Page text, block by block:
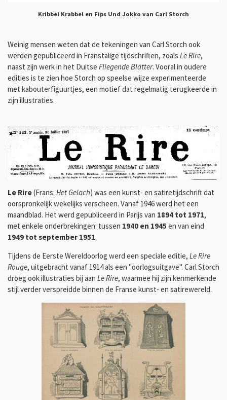
Kribbel Krabbel en Fips Und Jokko van Carl Storch
Weinig mensen weten dat de tekeningen van Carl Storch ook
werden gepubliceerd in Franstalige tijdschriften, zoals Le Rire,
naast zijn werk in het Duitse Fliegende Blätter. Vooral in oudere
edities is te zien hoe Storch op speelse wijze experimenteerde
met kabouterfiguurtjes, een motief dat regelmatig terugkeerde in
zijn illustraties.
Le Rire(Frans: Het Gelach) was een kunst- en satiretijdschrift dat
oorspronkelijk wekelijks verscheen. Vanaf 1946 werd het een
maandblad. Het werd gepubliceerd in Parijs van 1894 tot 1971,
met enkele onderbrekingen: tussen 1940 en 1945 en van eind
1949 tot september 1951.
Tijdens de Eerste Wereldoorlog werd een speciale editie, Le Rire
Rouge, uitgebracht vanaf 1914 als een "oorlogsuitgave". Carl Storch
droeg ook illustraties bij aan Le Rire, waarmee hij zijn kenmerkende
stijl verder verspreidde binnen de Franse kunst- en satirewereld.